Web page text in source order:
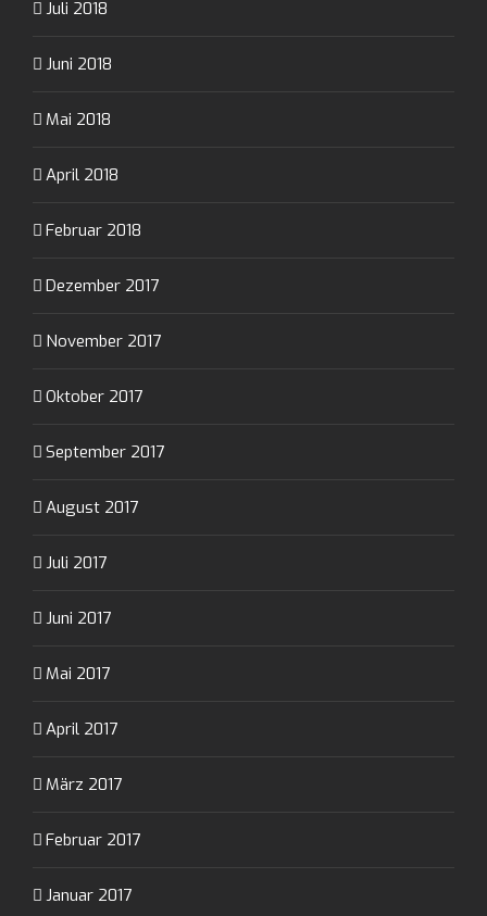
Juli 2018
Juni 2018
Mai 2018
April 2018
Februar 2018
Dezember 2017
November 2017
Oktober 2017
September 2017
August 2017
Juli 2017
Juni 2017
Mai 2017
April 2017
März 2017
Februar 2017
Januar 2017